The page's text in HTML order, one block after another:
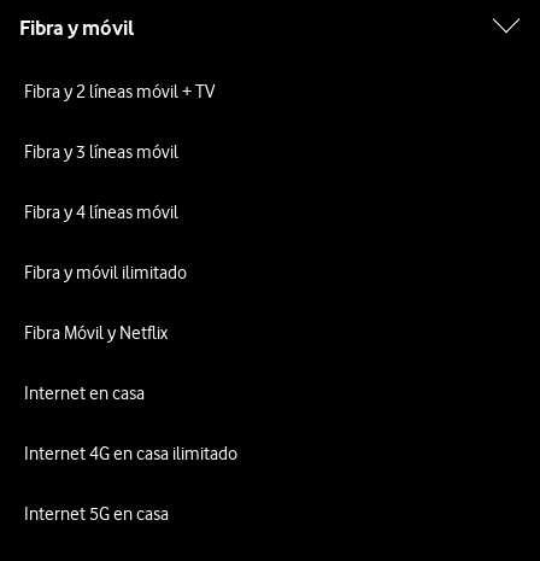
Fibra y móvil
Fibra y 2 líneas móvil + TV
Fibra y 3 líneas móvil
Fibra y 4 líneas móvil
Fibra y móvil ilimitado
Fibra Móvil y Netflix
Internet en casa
Internet 4G en casa ilimitado
Internet 5G en casa